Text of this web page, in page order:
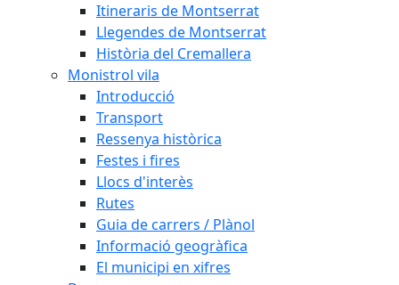
Itineraris de Montserrat
Llegendes de Montserrat
Història del Cremallera
Monistrol vila
Introducció
Transport
Ressenya històrica
Festes i fires
Llocs d'interès
Rutes
Guia de carrers / Plànol
Informació geogràfica
El municipi en xifres